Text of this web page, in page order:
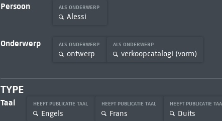
Persoon ALS ONDERWERP
Alessi
Onderwerp ALS ONDERWERP
ontwerp
ALS ONDERWERP
verkoopcatalogi (vorm)
TYPE
Taal HEEFT PUBLICATIE TAAL
Engels
HEEFT PUBLICATIE TAAL
Frans
HEEFT PUBLICATIE
Duits